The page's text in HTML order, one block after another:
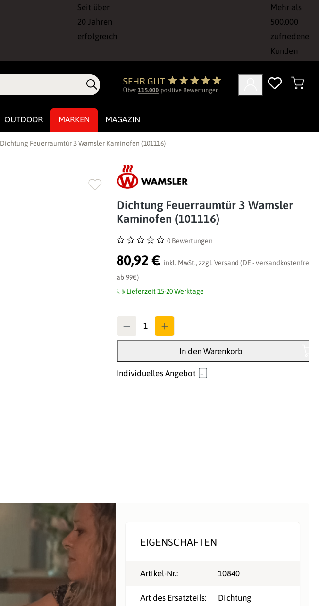
Seit über
20 Jahren
erfolgreich
Mehr als
500.000
zufriedene
Kunden
OUTDOOR MARKEN MAGAZIN
Dichtung Feuerraumtür 3 Wamsler Kaminofen (101116)
Dichtung Feuerraumtür 3 Wamsler
Kaminofen (101116)
Durchschnittliche Bewertung von 0 von 5 Sternen
0 Bewertungen
80,92 € inkl. MwSt., zzgl.Versand (DE - versandkostenfrei
ab 99€)
Lieferzeit 15-20 Werktage
In den Warenkorb
Individuelles Angebot
EIGENSCHAFTEN
Artikel-Nr.: 10840
Art des Ersatzteils: Dichtung